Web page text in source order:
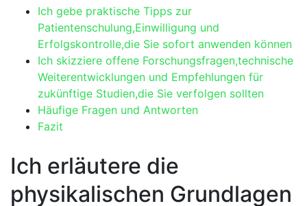
Ich gebe⁣ praktische Tipps zur
Patientenschulung,Einwilligung⁣ und
Erfolgskontrolle,die Sie sofort anwenden können
Ich skizziere offene Forschungsfragen,technische
Weiterentwicklungen und Empfehlungen für
zukünftige Studien,die Sie verfolgen sollten
Häufige Fragen und‍ Antworten
Fazit
Ich erläutere die
physikalischen Grundlagen